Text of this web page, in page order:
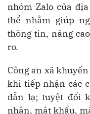
nhóm Zalo của
thể nhằm giúp
thông tin, nâng
ro.
Công an xã
khi tiếp nhận các
dẫn lạ; tuyệt đối
nhân, mật khẩu,